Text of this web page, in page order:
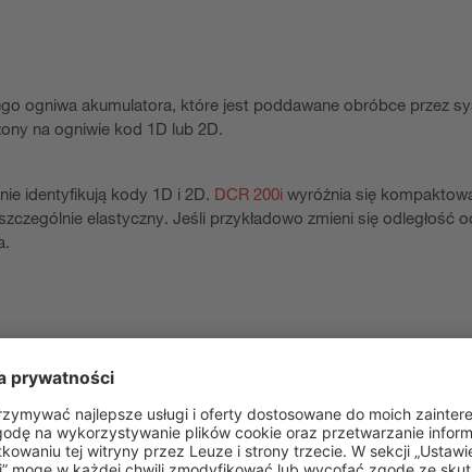
ogniwa akumulatora, które jest poddawane obróbce przez
na ogniwie kod 1D lub 2D.
identyfikują kody 1D i 2D. DCR 200i wyróżnia się
elastyczny. Jeśli przykładowo zmieni się odległość